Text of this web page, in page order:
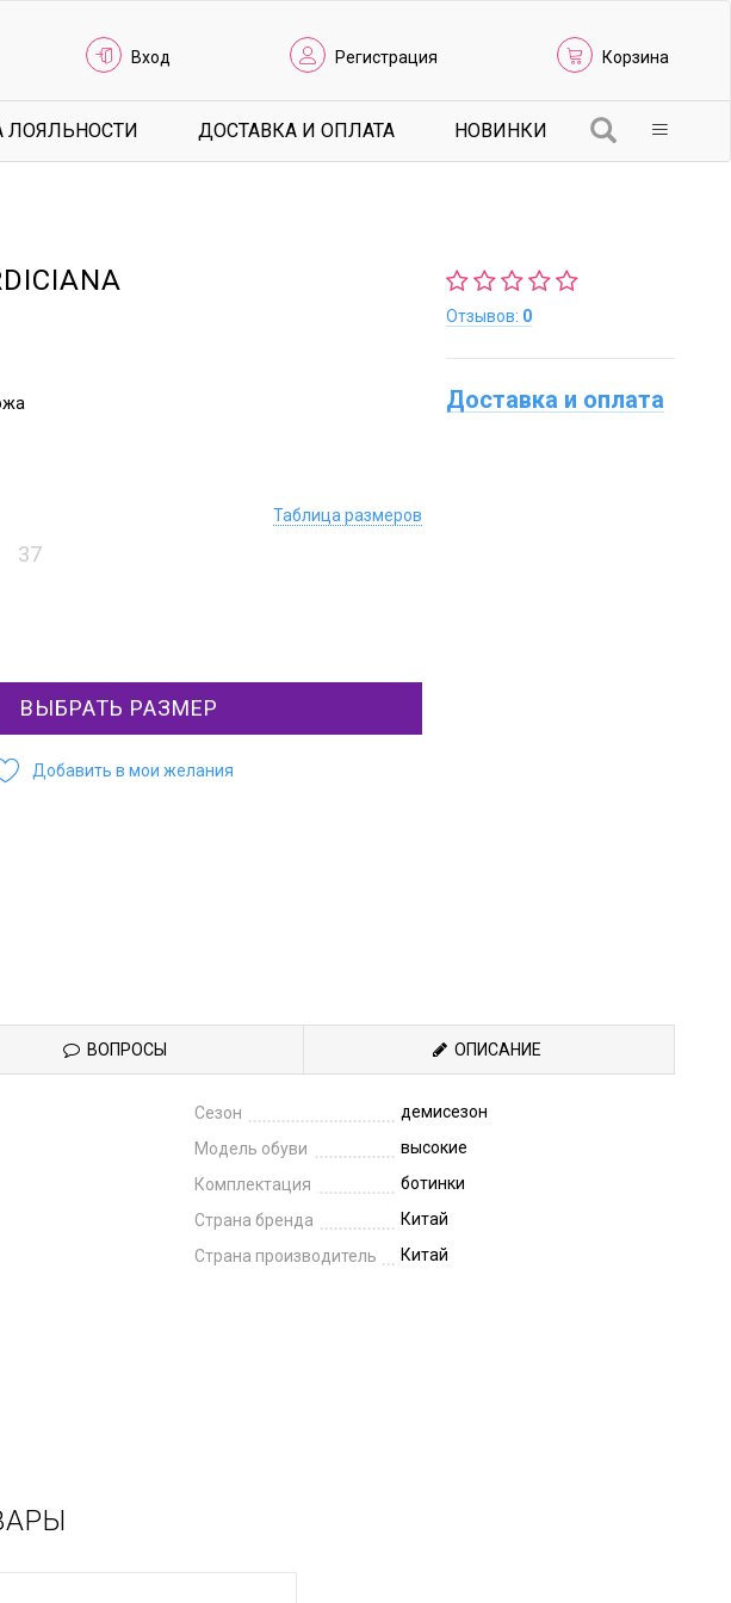
Вход Регистрация Корзина
ЛОЯЛЬНОСТИ ДОСТАВКА И ОПЛАТА НОВИНКИ
Таблица размеров
37
ВЫБРАТЬ РАЗМЕР
Добавить в мои желания
Отзывов: 0
Доставка и оплата
ВОПРОСЫ ОПИСАНИЕ
Сезон
демисезон
Модель обуви
высокие
Комплектация
ботинки
Страна бренда
Китай
Страна производитель
Китай